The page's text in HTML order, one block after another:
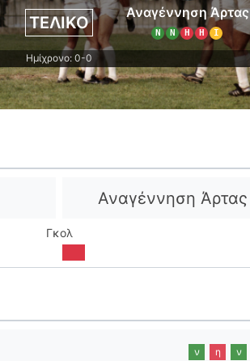
ΤΕΛΙΚΌ
Αναγέννηση Άρτας
Ν Ν Η Η Ι
Ημίχρονο: 0-0
Αναγέννηση Άρτας
Γκολ
ν η ν